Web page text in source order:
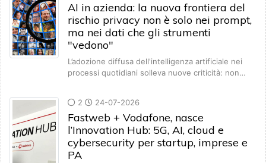
AI in azienda: la nuova frontiera del
rischio privacy non è solo nei prompt,
ma nei dati che gli strumenti
"vedono"
L’adozione diffusa dell'intelligenza artificiale nei
processi quotidiani solleva nuove criticità: non…
2 24-07-2026
Fastweb + Vodafone, nasce
l’Innovation Hub: 5G, AI, cloud e
cybersecurity per startup, imprese e
PA